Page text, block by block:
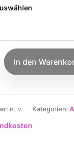
In den
n. v. Kategorien: